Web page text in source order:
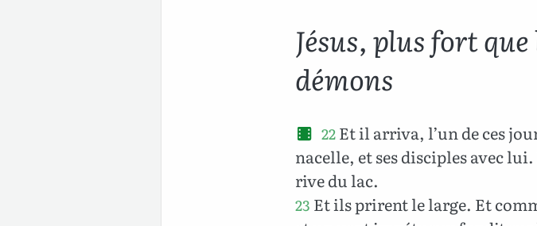
Jésus, plus fort
démons
22Et il arriva, l’un de ces
nacelle, et ses disciples avec
rive du lac.
23 Et ils prirent le large. Et